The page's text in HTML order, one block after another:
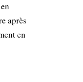
après
en